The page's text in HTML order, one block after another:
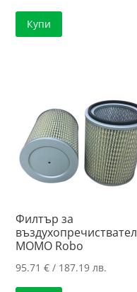
Купи
Филтър за
въздухопречиствател
MOMO Robo
95.71€ / 187.19 лв.